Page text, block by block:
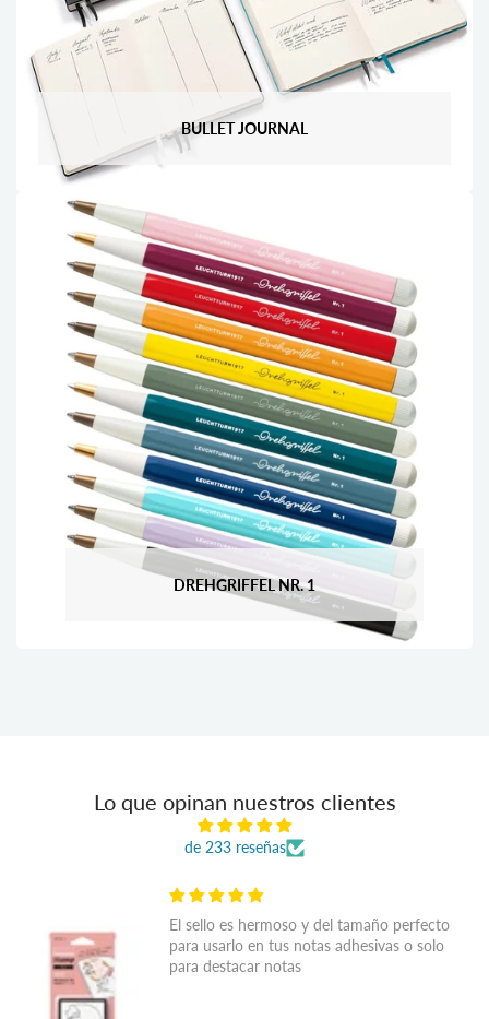
BULLET JOURNAL
DREHGRIFFEL NR. 1
Lo que opinan nuestros clientes
de 233 reseñas
El sello es hermoso y del tamaño perfecto
para usarlo en tus notas adhesivas o solo
para destacar notas